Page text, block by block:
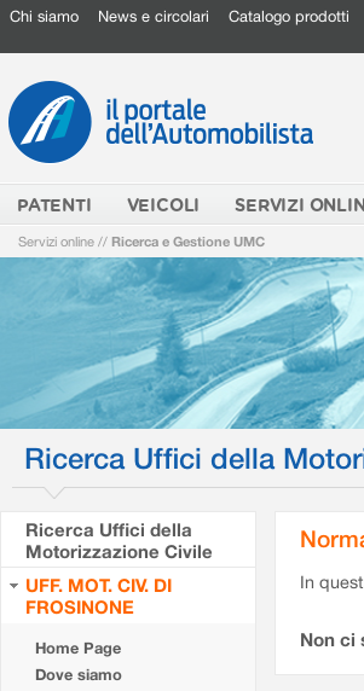
Chi siamo News e circolari Catalogo prodotti
PATENTI VEICOLI SERVIZI
Servizi online // Ricerca e Gestione UMC
Ricerca Uffici della
Ricerca Uffici della
Motorizzazione Civile
UFF. MOT. CIV. DI
FROSINONE
Home Page
Dove siamo
In
Non ci